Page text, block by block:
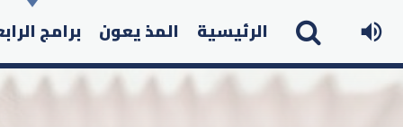
الرئيسية المذ يعون برامج